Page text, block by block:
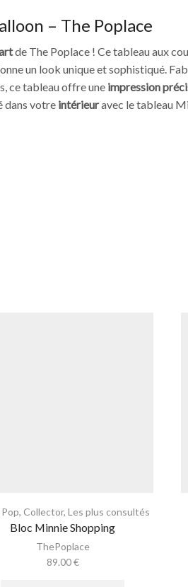
– The Poplace
de The Poplace ! Ce tableau aux
un look unique et sophistiqué.
ce tableau offre une impression
dans votre intérieuravec le tableau
,Collector,Les plus consultés
Bloc Minnie Shopping
ThePoplace
89.00€